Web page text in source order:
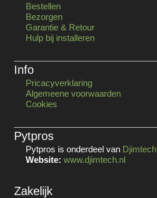
Bestellen
Bezorgen
Garantie & Retour
Hulp bij installeren
Info
Pricacyverklaring
Algemeene voorwaarden
Cookies
Pytpros
Pytpros is onderdeel van Djimtech
Website: www.djimtech.nl
Zakelijk